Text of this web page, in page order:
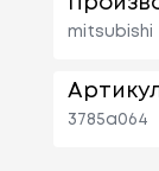
mitsubishi
3785a064